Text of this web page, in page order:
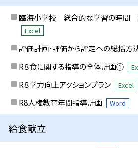
臨海小学校 総合的な学習の時間
Excel
評価計画・評価から評定への総括方
R８食に関する指導の全体計画①
R８学力向上アクションプラン Excel
R8人権教育年間指導計画 Word
給食献立